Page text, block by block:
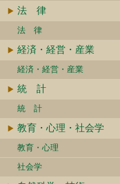
法 律
法 律
経済・経営・産業
経済・経営・産業
統 計
統 計
教育・心理・社会学
教育・心理
社会学